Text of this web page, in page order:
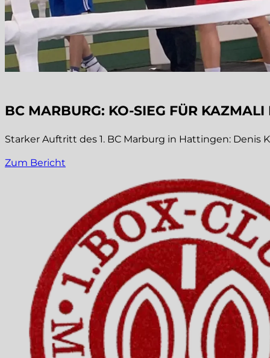
BC MARBURG: KO-SIEG FÜR
Starker Auftritt des 1. BC Marburg in Hattingen: Denis
Zum Bericht